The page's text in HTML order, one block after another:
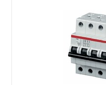
Запорная арматура
Расходные материалы